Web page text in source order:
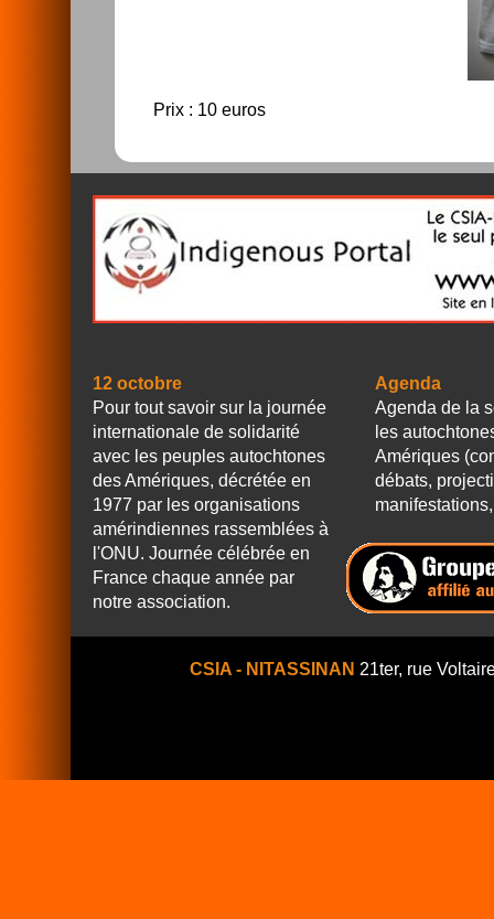
Prix : 10 euros
12 octobre
Pour tout savoir sur la journée
internationale de solidarité
avec les peuples autochtones
des Amériques, décrétée en
1977 par les organisations
amérindiennes rassemblées à
l'ONU. Journée célébrée en
France chaque année par
notre association.
Agenda
Agenda de la
les
Amériques
débats,
CSIA - NITASSINAN 21ter, rue